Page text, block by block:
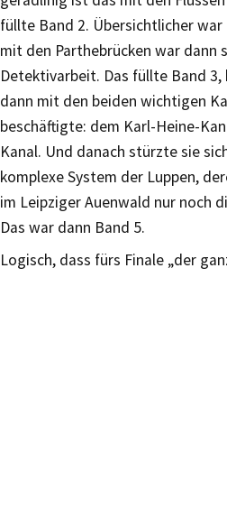
füllte Band 2. Übersichtlicher
mit den Parthebrücken war dann
Detektivarbeit. Das füllte Band
dann mit den beiden wichtigen
beschäftigte: dem Karl-Heine-
Kanal. Und danach stürzte sie
komplexe System der Luppen,
im Leipziger Auenwald nur noch
Das war dann Band 5.
Logisch, dass fürs Finale „der